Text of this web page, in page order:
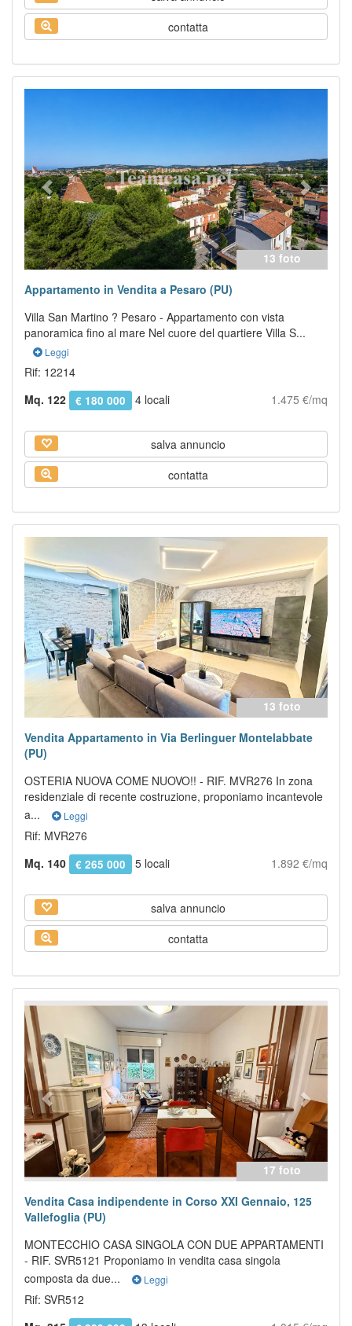
contatta
13 foto
Appartamento in Vendita a Pesaro (PU)
Villa San Martino ? Pesaro - Appartamento con vista
panoramica fino al mare Nel cuore del quartiere Villa S...
Leggi
Rif: 12214
Mq. 122
€ 180 000 4 locali 1.475 €/mq
salva annuncio
contatta
13 foto
Vendita Appartamento in Via Berlinguer Montelabbate
(PU)
OSTERIA NUOVA COME NUOVO!! - RIF. MVR276 In zona
residenziale di recente costruzione, proponiamo incantevole
a...
Leggi
Rif: MVR276
Mq. 140
€ 265 000 5 locali 1.892 €/mq
salva annuncio
contatta
17 foto
Previous Next
Vendita Casa indipendente in Corso XXI Gennaio, 125
Vallefoglia (PU)
MONTECCHIO CASA SINGOLA CON DUE APPARTAMENTI
- RIF. SVR5121 Proponiamo in vendita casa singola
composta da due...
Leggi
Rif: SVR512